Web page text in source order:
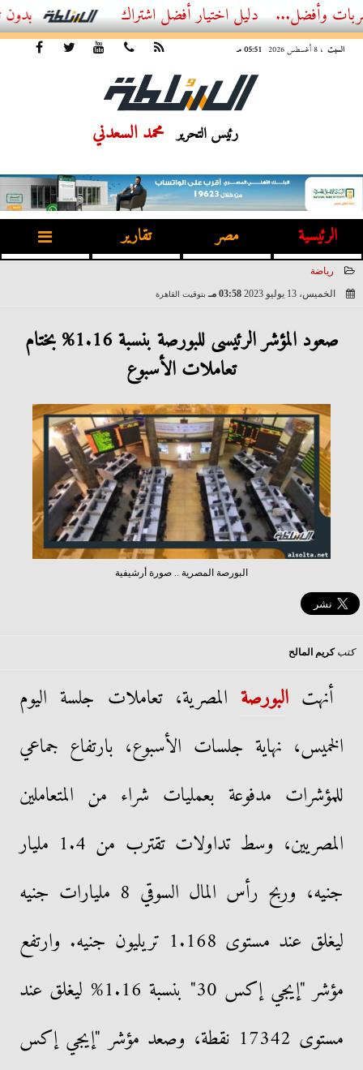
أفضل اشتراك IPTV بدون تقطيع 2026 – دليل المشاهد العصري
السبت ، 8 أغسطس 2026 05:51 مـ
رئيس التحرير محمد السعدني
الرئيسية مصر تقارير
رياضة
الخميس، 13 يوليو 2023
03:58 مـ بتوقيت القاهرة
صعود المؤشر الرئيسى للبورصة بنسبة 1.16% بختام
تعاملات الأسبوع
البورصة المصرية .. صورة أرشيفية
كتبكريم المالح
أنهت البورصةالمصرية، تعاملات جلسة اليوم
الخميس، نهاية جلسات الأسبوع، بارتفاع جماعي
للمؤشرات مدفوعة بعمليات شراء من المتعاملين
المصريين، وسط تداولات تقترب من 1.4 مليار
جنيه، وربح رأس المال السوقي 8 مليارات جنيه
ليغلق عند مستوى 1.168 تريليون جنيه. وارتفع
مؤشر "إيجي إكس 30" بنسبة 1.16% ليغلق عند
مستوى 17342 نقطة، وصعد مؤشر "إيجي إكس